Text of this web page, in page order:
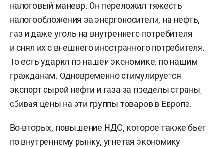
налоговый маневр. Он переложил тяжесть
налогообложения за энергоносители, на нефть,
газ и даже уголь на внутреннего потребителя
и снял их с внешнего иностранного потребителя.
То есть ударил по нашей экономике, по нашим
гражданам. Одновременно стимулируется
экспорт сырой нефти и газа за пределы страны,
сбивая цены на эти группы товаров в Европе.
Во-вторых, повышение НДС, которое также бьет
по внутреннему рынку, угнетая экономику